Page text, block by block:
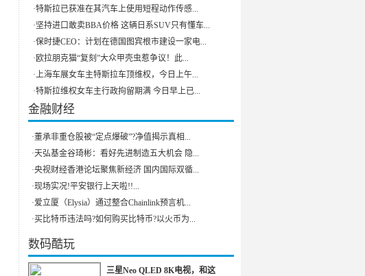
·特斯拉已获准在其汽车上使用短程动作传感...
·坚持进口敢卖BBA价格 这辆日系SUV只有懂车...
·保时捷CEO：计划在德国图宾根市建设一家电...
· 欧拉朋克猫“复刻”大众甲壳虫惹争议！此...
·上海车展女车主特斯拉车顶维权，今日上午...
·特斯拉维权女车主行政拘留期满 今日早上已...
金融财经
·董承非重仓股被“定点爆破”?净值揭示真相...
·天弘基金谷琦彬：看好先进制造五大机会 隐...
·央视财经香港论坛聚焦新经济 国内国际双循...
·现场实况!平安银行上天啦!!...
·爱立厦（Elysia）通过整合Chainlink预言机...
·买比特币违法吗?如何购买比特币?以火币为...
数码酷玩
三星Neo QLED 8K电视，和这